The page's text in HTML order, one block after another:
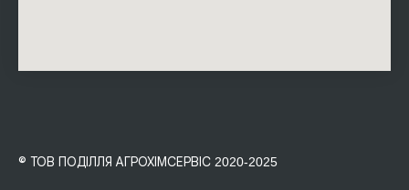
© ТОВ ПОДІЛЛЯ АГРОХІМСЕРВІС 2020-2025